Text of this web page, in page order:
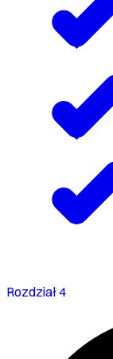
Rozdział 4